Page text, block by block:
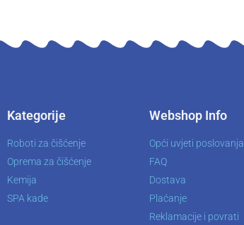
Kategorije
Roboti za čišćenje
Oprema za čišćenje
Kemija
SPA kade
Webshop Info
Opći uvjeti poslovanja
FAQ
Dostava
Plaćanje
Reklamacije i povrati